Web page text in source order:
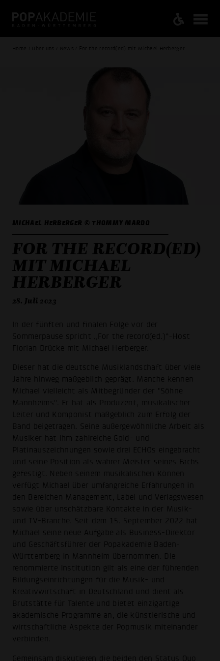
Home / Über uns / News / For the record(ed) mit Michael Herberger
MICHAEL HERBERGER © THOMMY MARDO
FOR THE RECORD(ED)
MIT MICHAEL
HERBERGER
28. Juli 2023
In der fünften und finalen Folge vor der
Sommerpause spricht „For the record(ed.)“-Host
Florian Drücke mit Michael Herberger.
Dieser hat die deutsche Musiklandschaft über viele
Jahre hinweg maßgeblich geprägt. Manche kennen
Michael vielleicht als Mitbegründer der "Söhne
Mannheims". Er hat als Produzent, musikalischer
Leiter und Komponist maßgeblich zum Erfolg der
Band beigetragen. Seine außergewöhnliche Arbeit als
Musiker hat ihm zahlreiche Gold- und
Platinauszeichnungen sowie drei ECHOs eingebracht
und seine Position als wahrer Meister seines Fachs
gefestigt. Neben seinem musikalischen Können
verfügt Michael über umfangreiche Erfahrungen in
den Bereichen Management, Label und Verlagswesen
sowie über unschätzbare Kontakte in der Musik-
und TV-Branche. Seit dem 15. September 2022 hat
Michael seine neue Aufgabe als Business-Direktor
und Geschäftsführer der Popakademie Baden-
Württemberg in Mannheim übernommen. Die
renommierte Institution gilt als eine der führenden
Bildungseinrichtungen für die Musik- und
Kreativwirtschaft in Deutschland und dient als
Brutstätte für Talente und bietet einzigartige
akademische Programme an, die künstlerische und
wirtschaftliche Aspekte der Popmusik miteinander
verbinden.
Gemeinsam diskutieren die beiden den Status Quo